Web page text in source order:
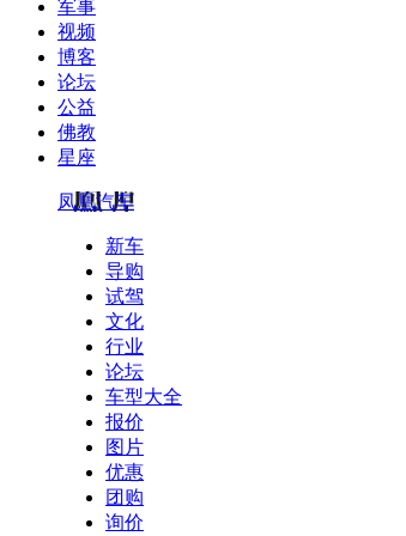
军事
视频
博客
论坛
公益
佛教
星座
凤凰汽车
新车
导购
试驾
文化
行业
论坛
车型大全
报价
图片
优惠
团购
询价